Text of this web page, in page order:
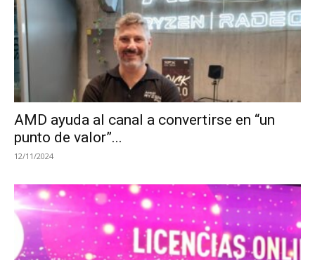
AMD ayuda al canal a convertirse en “un
punto de valor”...
12/11/2024